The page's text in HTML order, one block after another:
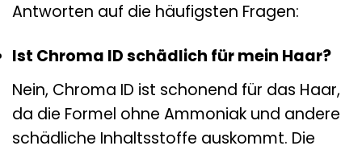
Antworten auf die häufigsten Fragen:
Ist Chroma ID schädlich für mein Haar?
Nein, Chroma ID ist schonend für das Haar,
da die Formel ohne Ammoniak und andere
schädliche Inhaltsstoffe auskommt. Die